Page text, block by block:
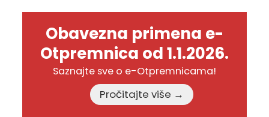
Obavezna primena e-
Otpremnica od 1.1.2026.
Saznajte sve o e-Otpremnicama!
Pročitajte više →